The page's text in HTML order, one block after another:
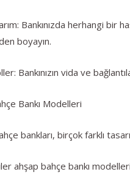
Bankınızda herhangi
boyayın.
Bankınızın vida ve
Bankı Modelleri
bankları, birçok farklı
ahşap bahçe bankı